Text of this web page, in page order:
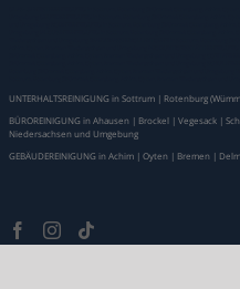
UNTERHALTSREINIGUNG inSottrum | Rotenburg
BÜROREINIGUNG inAhausen | Brockel | Vegesack |
Niedersachsen und Umgebung
GEBÄUDEREINIGUNG inAchim | Oyten | Bremen |